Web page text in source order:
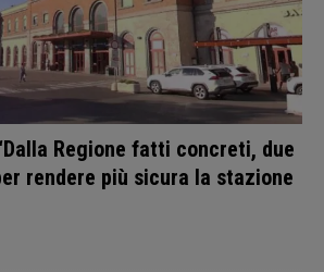
Regione fatti concreti, due
rendere più sicura la stazione